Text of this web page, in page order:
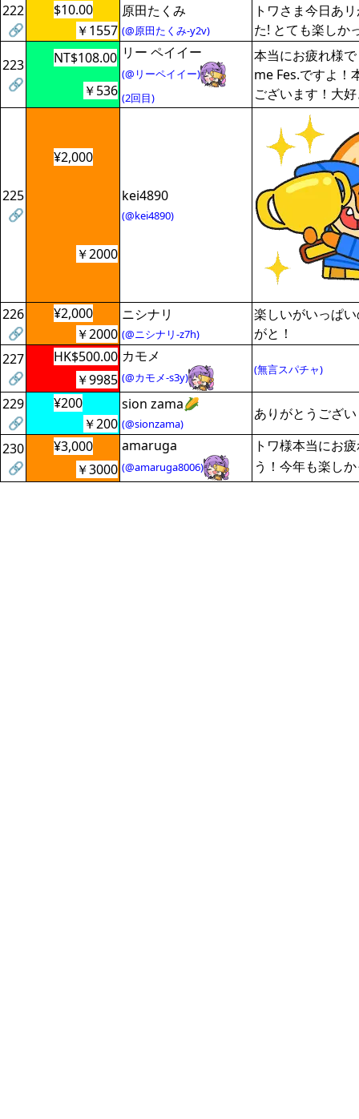
222
🔗
$10.00 原田たくみ
(@原田たくみ-y2v)
トワさま今日あ
た! とても楽しか
￥1557
223
🔗
NT$108.00 リー ペイイー
(@リーペイイー)
(2回目)
本当にお疲れ様
me Fes.ですよ！
ございます！大
￥536
225
🔗
¥2,000
kei4890
(@kei4890)
￥2000
226
🔗
¥2,000 ニシナリ
(@ニシナリ-z7h)
楽しいがいっぱ
がと！
￥2000
227
🔗
HK$500.00 カモメ
(@カモメ-s3y)
(無言スパチャ)
￥9985
229
🔗
¥200 sion zama🌽
(@sionzama)
ありがとうござ
￥200
230
🔗
¥3,000 amaruga
(@amaruga8006)
トワ様本当にお
う！今年も楽し
￥3000